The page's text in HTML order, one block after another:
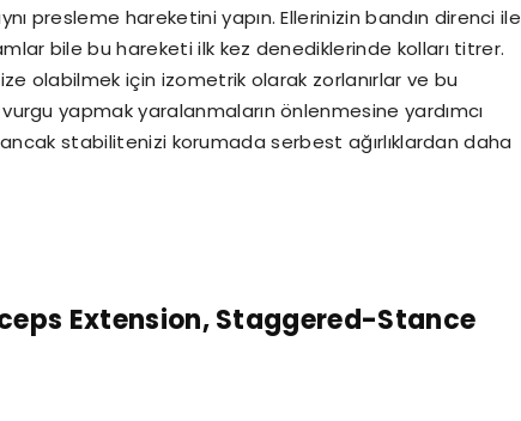
presleme hareketini yapın. Ellerinizin bandın direnci ile
bile bu hareketi ilk kez denediklerinde kolları titrer.
olabilmek için izometrik olarak zorlanırlar ve bu
yapmak yaralanmaların önlenmesine yardımcı
stabilitenizi korumada serbest ağırlıklardan daha
Extension, Staggered-Stance